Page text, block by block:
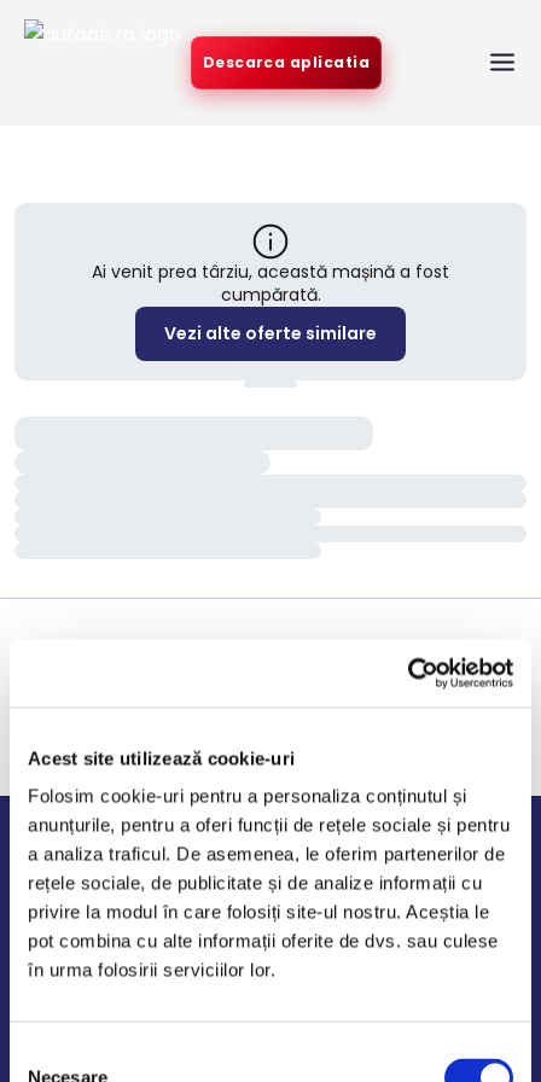
Acest site utilizează cookie-uri
Folosim cookie-uri pentru a personaliza conținutul și
anunțurile, pentru a oferi funcții de rețele sociale și pentru
a analiza traficul. De asemenea, le oferim partenerilor de
rețele sociale, de publicitate și de analize informații cu
privire la modul în care folosiți site-ul nostru. Aceștia le
pot combina cu alte informații oferite de dvs. sau culese
în urma folosirii serviciilor lor.
Necesare
Descarca aplicatia
Ai venit prea târziu, această mașină a fost
cumpărată.
Vezi alte oferte similare
Program de lucru
Luni - Vineri: 09:00-18:00
Sambata - Duminica: 10:00-14:00